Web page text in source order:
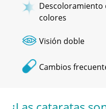
Descoloramiento
colores
Visión doble
Cambios